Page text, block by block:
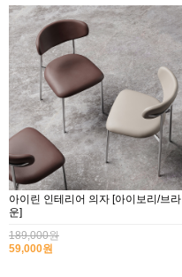
아이린 인테리어 의자 [아이보리/브라
운]
189,000원
59,000원